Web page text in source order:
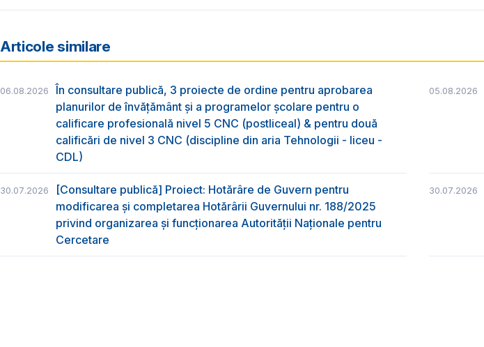
Articole similare
06.08.2026
În consultare publică, 3 proiecte de ordine pentru aprobarea
planurilor de învățământ și a programelor școlare pentru o
calificare profesională nivel 5 CNC (postliceal) & pentru două
calificări de nivel 3 CNC (discipline din aria Tehnologii - liceu -
CDL)
05.08.2026
30.07.2026
[Consultare publică] Proiect: Hotărâre de Guvern pentru
modificarea și completarea Hotărârii Guvernului nr. 188/2025
privind organizarea şi funcţionarea Autorităţii Naţionale pentru
Cercetare
30.07.2026